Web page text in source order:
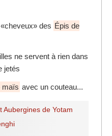
des Épis de
ne servent à rien dans
jetés
maïs avec un couteau...